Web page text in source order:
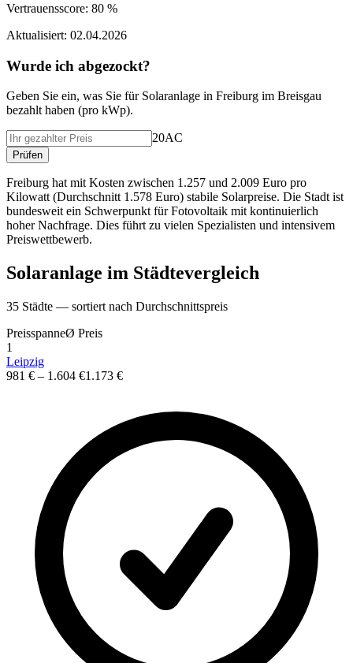
Vertrauensscore: 80 %
Aktualisiert: 02.04.2026
Wurde ich abgezockt?
Geben Sie ein, was Sie für Solaranlage in Freiburg im Breisgau
bezahlt haben (pro kWp).
20AC
Prüfen
Freiburg hat mit Kosten zwischen 1.257 und 2.009 Euro pro
Kilowatt (Durchschnitt 1.578 Euro) stabile Solarpreise. Die Stadt ist
bundesweit ein Schwerpunkt für Fotovoltaik mit kontinuierlich
hoher Nachfrage. Dies führt zu vielen Spezialisten und intensivem
Preiswettbewerb.
Solaranlage im Städtevergleich
35 Städte — sortiert nach Durchschnittspreis
PreisspanneØ Preis
1
Leipzig
981 € – 1.604 €1.173 €